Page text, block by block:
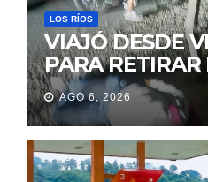
LOS RÍOS
VIAJÓ DESDE
PARA RETIRAR
DE SU MARIDO
PERMANECIÓ
LA MORGUE
AGO 6, 2026